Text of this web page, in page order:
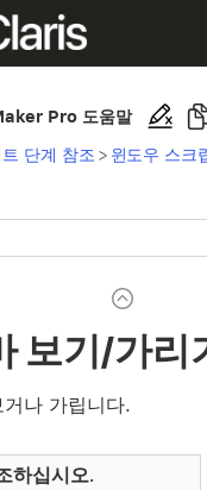
Pro 도움말
단계 참조 > 윈도우 스크
보기/가리
나 가립니다.
하십시오.